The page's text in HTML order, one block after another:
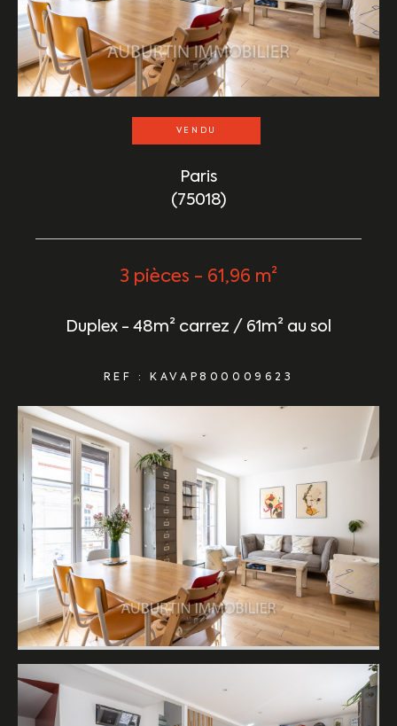
VENDU
Paris
(75018)
3 pièces - 61,96 m²
Duplex - 48m² carrez / 61m² au sol
REF : KAVAP800009623